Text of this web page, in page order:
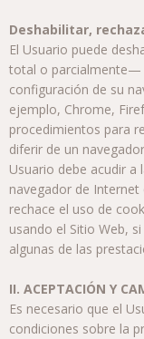
Deshabilitar,
El Usuario puede
total o parcialmente—
configuración de su
ejemplo, Chrome,
procedimientos para
diferir de un
Usuario debe acudir
navegador de Internet
rechace el uso de
usando el Sitio Web,
algunas de las
II. ACEPTACIÓN Y
Es necesario que el
condiciones sobre la